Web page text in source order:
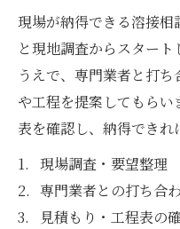
現場が納得できる溶接
と現地調査からスター
うえで、専門業者と打
や工程を提案してもら
表を確認し、納得できれ
現場調査・要望整理
専門業者との打ち合
見積もり・工程表の